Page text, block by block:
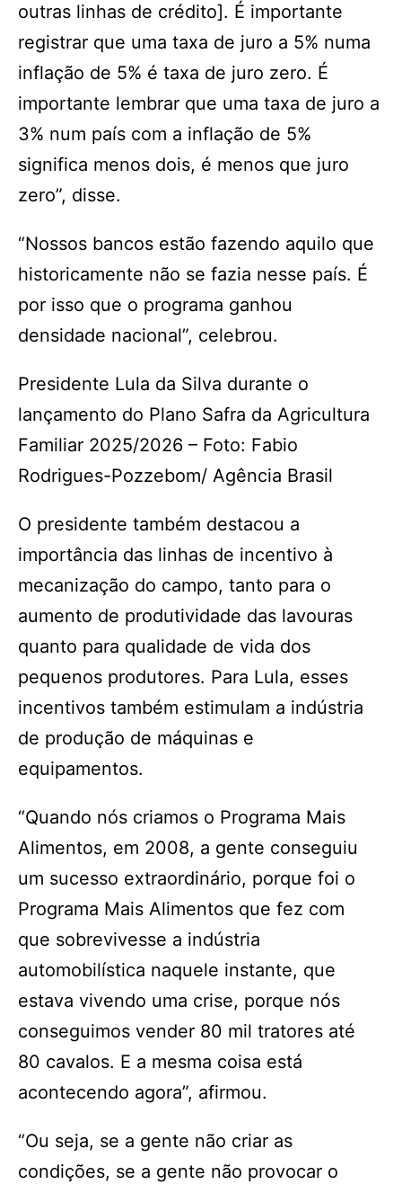
outras linhas de crédito]. É importante
registrar que uma taxa de juro a 5% numa
inflação de 5% é taxa de juro zero. É
importante lembrar que uma taxa de juro a
3% num país com a inflação de 5%
significa menos dois, é menos que juro
zero”, disse.
“Nossos bancos estão fazendo aquilo que
historicamente não se fazia nesse país. É
por isso que o programa ganhou
densidade nacional”, celebrou.
Presidente Lula da Silva durante o
lançamento do Plano Safra da Agricultura
Familiar 2025/2026 – Foto: Fabio
Rodrigues-Pozzebom/ Agência Brasil
O presidente também destacou a
importância das linhas de incentivo à
mecanização do campo, tanto para o
aumento de produtividade das lavouras
quanto para qualidade de vida dos
pequenos produtores. Para Lula, esses
incentivos também estimulam a indústria
de produção de máquinas e
equipamentos.
“Quando nós criamos o Programa Mais
Alimentos, em 2008, a gente conseguiu
um sucesso extraordinário, porque foi o
Programa Mais Alimentos que fez com
que sobrevivesse a indústria
automobilística naquele instante, que
estava vivendo uma crise, porque nós
conseguimos vender 80 mil tratores até
80 cavalos. E a mesma coisa está
acontecendo agora”, afirmou.
“Ou seja, se a gente não criar as
condições, se a gente não provocar o